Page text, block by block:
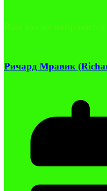
Ричард Мравик